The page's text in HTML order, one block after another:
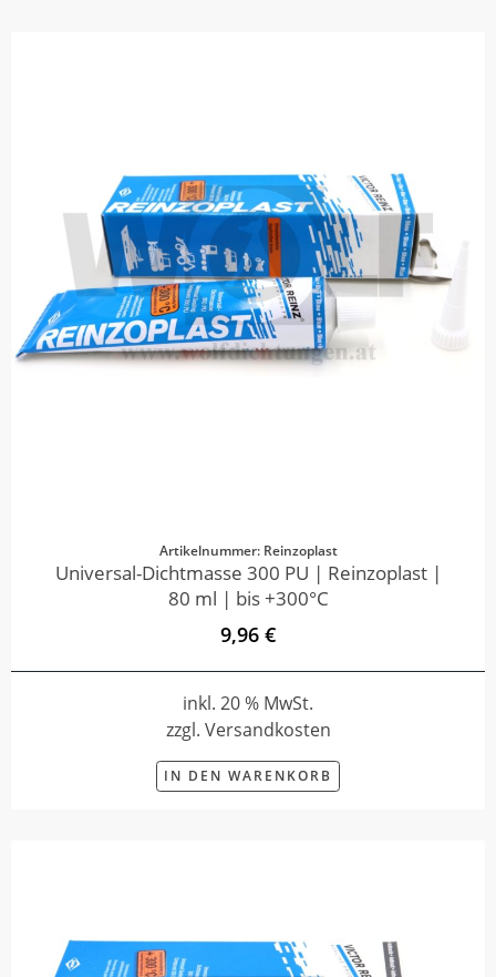
Artikelnummer: Reinzoplast
Universal-Dichtmasse 300 PU | Reinzoplast |
80 ml | bis +300°C
9,96 €
inkl. 20 % MwSt.
zzgl. Versandkosten
IN DEN WARENKORB